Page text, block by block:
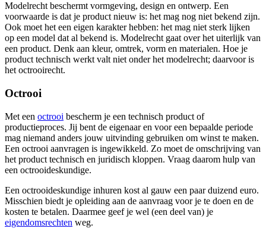
Modelrecht beschermt vormgeving, design en ontwerp. Een
voorwaarde is dat je product nieuw is: het mag nog niet bekend zijn.
Ook moet het een eigen karakter hebben: het mag niet sterk lijken
op een model dat al bekend is. Modelrecht gaat over het uiterlijk van
een product. Denk aan kleur, omtrek, vorm en materialen. Hoe je
product technisch werkt valt niet onder het modelrecht; daarvoor is
het octrooirecht.
Octrooi
Met een octrooi bescherm je een technisch product of
productieproces. Jij bent de eigenaar en voor een bepaalde periode
mag niemand anders jouw uitvinding gebruiken om winst te maken.
Een octrooi aanvragen is ingewikkeld. Zo moet de omschrijving van
het product technisch en juridisch kloppen. Vraag daarom hulp van
een octrooideskundige.
Een octrooideskundige inhuren kost al gauw een paar duizend euro.
Misschien biedt je opleiding aan de aanvraag voor je te doen en de
kosten te betalen. Daarmee geef je wel (een deel van) je
eigendomsrechten weg.